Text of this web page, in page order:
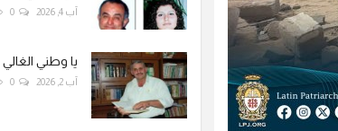
آب 4, 2026 0
يا وطني الغالي
آب 2, 2026 0